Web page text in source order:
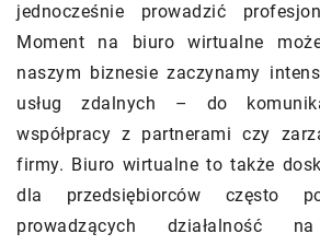
jednocześnie prowadzić
Moment na biuro wirtualne
naszym biznesie zaczynamy
usług zdalnych – do
współpracy z partnerami czy
firmy. Biuro wirtualne to także
dla przedsiębiorców często
prowadzących działalność